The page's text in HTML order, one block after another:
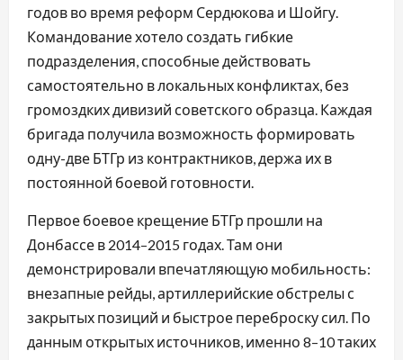
годов во время реформ Сердюкова и Шойгу.
Командование хотело создать гибкие
подразделения, способные действовать
самостоятельно в локальных конфликтах, без
громоздких дивизий советского образца. Каждая
бригада получила возможность формировать
одну-две БТГр из контрактников, держа их в
постоянной боевой готовности.
Первое боевое крещение БТГр прошли на
Донбассе в 2014–2015 годах. Там они
демонстрировали впечатляющую мобильность:
внезапные рейды, артиллерийские обстрелы с
закрытых позиций и быстрое переброску сил. По
данным открытых источников, именно 8–10 таких